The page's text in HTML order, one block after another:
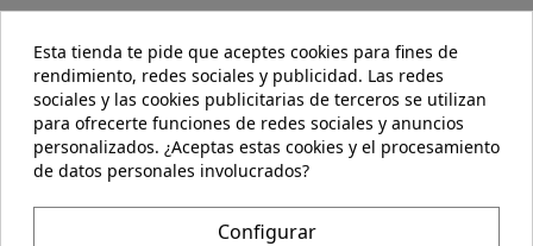
No se han descrito.
Composición:
Arándanos* (70%), zumo de manzana concentrado*,
puré de manzana*, gelificante: pectina.
Valor energético kcal.142 kJ.601
Esta tienda te pide que aceptes cookies para fines de
rendimiento, redes sociales y publicidad. Las redes
sociales y las cookies publicitarias de terceros se utilizan
para ofrecerte funciones de redes sociales y anuncios
personalizados. ¿Aceptas estas cookies y el procesamiento
de datos personales involucrados?
Configurar